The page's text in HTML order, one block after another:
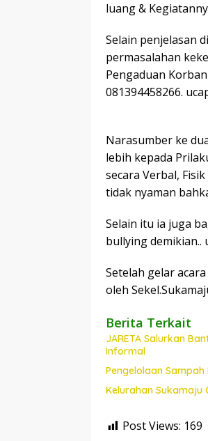
luang &
Selain penjelasan
permasalahan
Pengaduan
081394458266.
Narasumber ke
lebih kepada
secara Verbal,
tidak nyaman
Selain itu ia juga
bullying demikian..
Setelah gelar
oleh
Berita Terkait
JARETA Salurkan
Informal
Pengelolaan Sampah
Kelurahan Sukamaju
Post Views: 169